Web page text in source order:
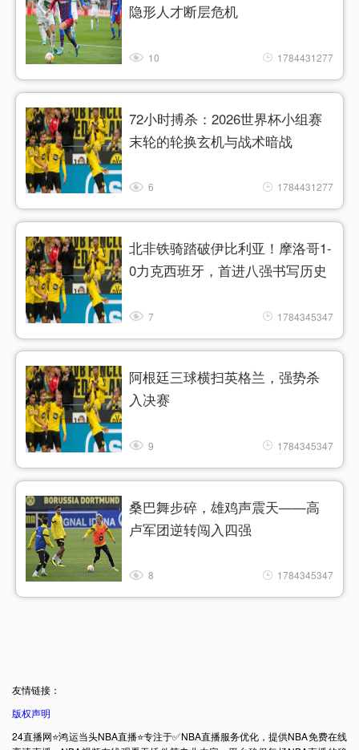
隐形人才断层危机
10 1784431277
72小时搏杀：2026世界杯小组赛
末轮的轮换玄机与战术暗战
6 1784431277
北非铁骑踏破伊比利亚！摩洛哥1-
0力克西班牙，首进八强书写历史
7 1784345347
阿根廷三球横扫英格兰，强势杀
入决赛
9 1784345347
桑巴舞步碎，雄鸡声震天——高
卢军团逆转闯入四强
8 1784345347
友情链接：
版权声明
24直播网⭐️鸿运当头NBA直播⭐️专注于✅NBA直播服务优化，提供NBA免费在线